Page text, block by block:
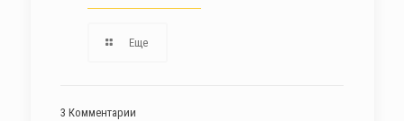
Еще
3 Комментарии